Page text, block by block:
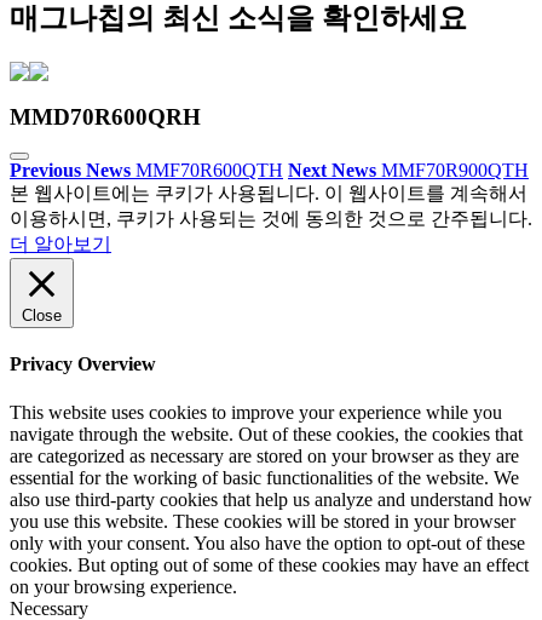
매그나칩의 최신 소식을 확인하세요
MMD70R600QRH
Previous News MMF70R600QTH Next News MMF70R900QTH
본 웹사이트에는 쿠키가 사용됩니다. 이 웹사이트를 계속해서
이용하시면, 쿠키가 사용되는 것에 동의한 것으로 간주됩니다.
더 알아보기
Close
Privacy Overview
This website uses cookies to improve your experience while you
navigate through the website. Out of these cookies, the cookies that
are categorized as necessary are stored on your browser as they are
essential for the working of basic functionalities of the website. We
also use third-party cookies that help us analyze and understand how
you use this website. These cookies will be stored in your browser
only with your consent. You also have the option to opt-out of these
cookies. But opting out of some of these cookies may have an effect
on your browsing experience.
Necessary